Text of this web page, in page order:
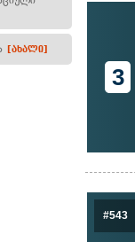
[ახალი]
3
#543